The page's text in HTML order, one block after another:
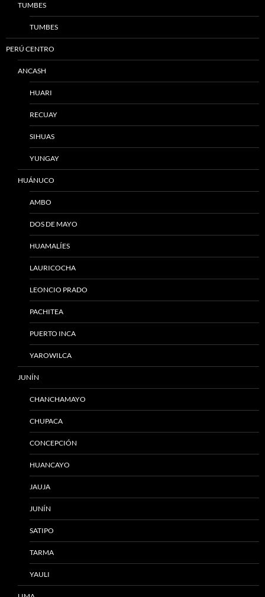
TUMBES
TUMBES
PERÚ CENTRO
ANCASH
HUARI
RECUAY
SIHUAS
YUNGAY
HUÁNUCO
AMBO
DOS DE MAYO
HUAMALÍES
LAURICOCHA
LEONCIO PRADO
PACHITEA
PUERTO INCA
YAROWILCA
JUNÍN
CHANCHAMAYO
CHUPACA
CONCEPCIÓN
HUANCAYO
JAUJA
JUNÍN
SATIPO
TARMA
YAULI